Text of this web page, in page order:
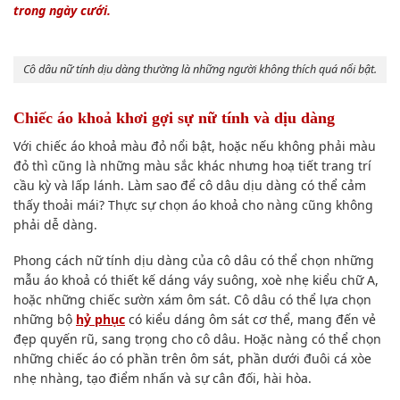
trong ngày cưới.
Cô dâu nữ tính dịu dàng thường là những người không thích quá nổi bật.
Chiếc áo khoả khơi gợi sự nữ tính và dịu dàng
Với chiếc áo khoả màu đỏ nổi bật, hoặc nếu không phải màu
đỏ thì cũng là những màu sắc khác nhưng hoạ tiết trang trí
cầu kỳ và lấp lánh. Làm sao để cô dâu dịu dàng có thể cảm
thấy thoải mái? Thực sự chọn áo khoả cho nàng cũng không
phải dễ dàng.
Phong cách nữ tính dịu dàng của cô dâu có thể chọn những
mẫu áo khoả có thiết kế dáng váy suông, xoè nhẹ kiểu chữ A,
hoặc những chiếc sườn xám ôm sát. Cô dâu có thể lựa chọn
những bộ hỷ phục có kiểu dáng ôm sát cơ thể, mang đến vẻ
đẹp quyến rũ, sang trọng cho cô dâu. Hoặc nàng có thể chọn
những chiếc áo có phần trên ôm sát, phần dưới đuôi cá xòe
nhẹ nhàng, tạo điểm nhấn và sự cân đối, hài hòa.